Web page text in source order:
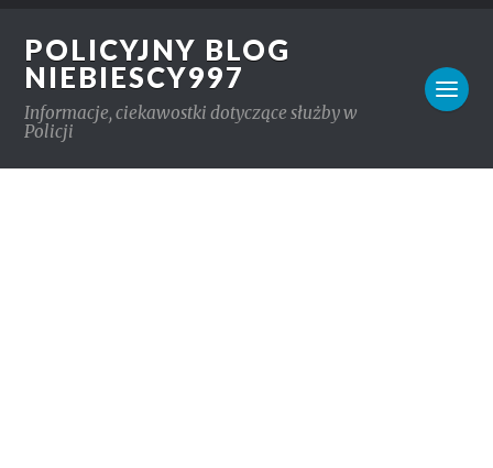
POLICYJNY BLOG
NIEBIESCY997
Informacje, ciekawostki dotyczące służby w
Policji